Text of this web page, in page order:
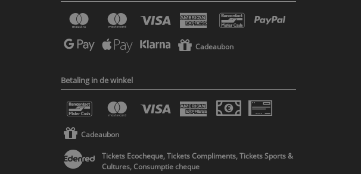
Cadeaubon
Betaling in de winkel
Cadeaubon
Tickets Ecocheque, Tickets Compliments, Tickets Sports &
Cultures, Consumptie cheque